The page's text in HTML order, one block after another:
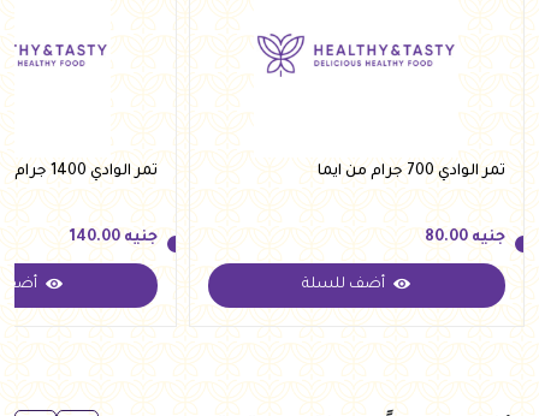
تمر الوادي 700 جرام من ايما
جنيه
جنيه 80.00
أضف للسلة
تمر الوادي 1400 جرام من ايما
جنيه
جنيه 140.00
أضف